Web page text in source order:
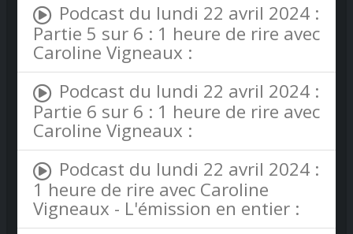
Podcast du lundi 22 avril 2024 :
Partie 5 sur 6 : 1 heure de rire avec
Caroline Vigneaux :
Podcast du lundi 22 avril 2024 :
Partie 6 sur 6 : 1 heure de rire avec
Caroline Vigneaux :
Podcast du lundi 22 avril 2024 :
1 heure de rire avec Caroline
Vigneaux - L'émission en entier :